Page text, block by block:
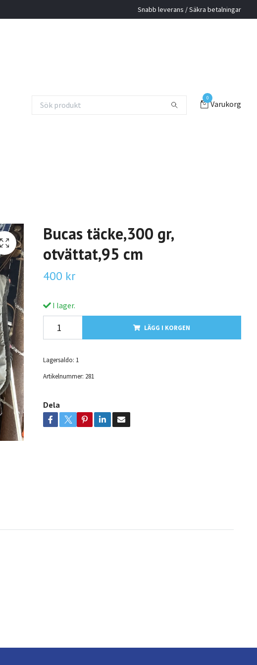
Snabb leverans / Säkra betalningar
0
Varukorg
Bucas täcke,300 gr,
otvättat,95 cm
400 kr
I lager.
LÄGG I KORGEN
Lagersaldo: 1
Artikelnummer: 281
Dela